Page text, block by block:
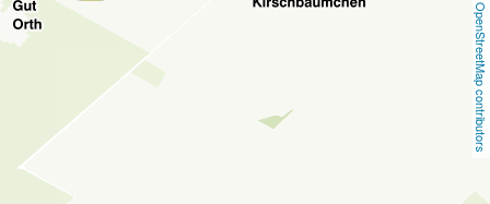
OpenStreetMap contributors